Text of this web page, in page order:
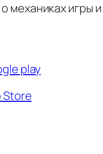
механиках
play
Store